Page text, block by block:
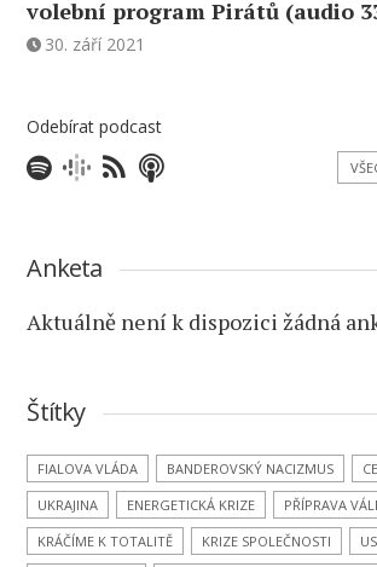
volební program Pirátů (audio
30. září 2021
Odebírat podcast
Anketa
Aktuálně není k dispozici žádná
Štítky
FIALOVA VLÁDA BANDEROVSKÝ NACIZMUS
UKRAJINA
ENERGETICKÁ KRIZE PŘÍPRAVA
KRÁČÍME K TOTALITĚ
KRIZE SPOLEČNOSTI